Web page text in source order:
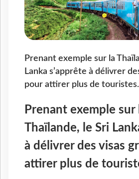
Prenant exemple sur la
Lanka s’apprête à délivrer
pour attirer plus de touristes.
Prenant exemple sur
Thaïlande, le Sri
à délivrer des visas
attirer plus de